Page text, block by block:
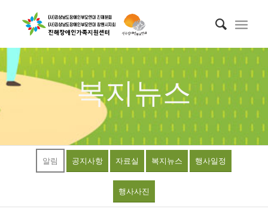
복지뉴스
알림 공지사항 자료실 복지뉴스 행사일정
행사사진